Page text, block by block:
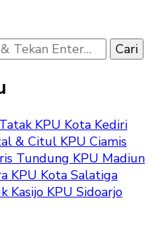
KPU Kota Kediri
& Citul KPU Ciamis
Tundung KPU Madiun
KPU Kota Salatiga
Kasijo KPU Sidoarjo